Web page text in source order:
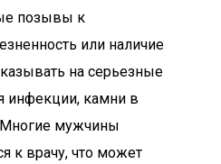
позывы к
или наличие
на серьезные
инфекции, камни в
Многие мужчины
к врачу, что может